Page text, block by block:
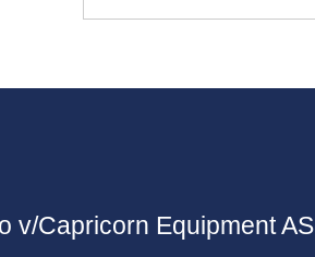
v/Capricorn Equipment AS